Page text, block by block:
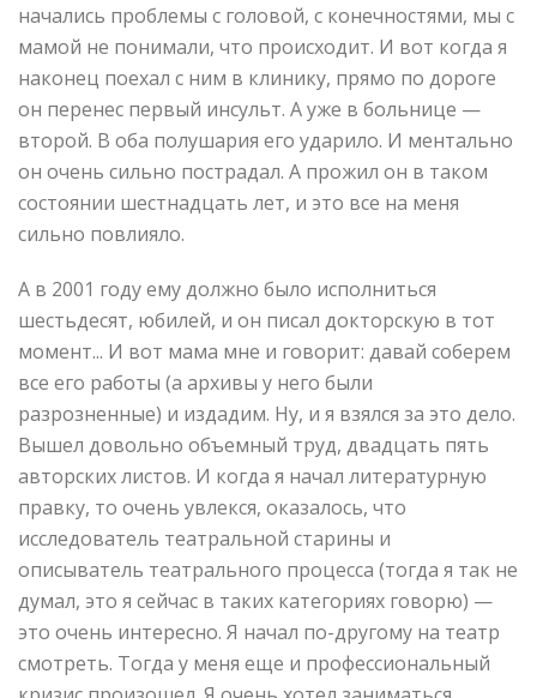
начались проблемы с головой, с конечностями, мы с
мамой не понимали, что происходит. И вот когда я
наконец поехал с ним в клинику, прямо по дороге
он перенес первый инсульт. А уже в больнице —
второй. В оба полушария его ударило. И ментально
он очень сильно пострадал. А прожил он в таком
состоянии шестнадцать лет, и это все на меня
сильно повлияло.
А в 2001 году ему должно было исполниться
шестьдесят, юбилей, и он писал докторскую в тот
момент... И вот мама мне и говорит: давай соберем
все его работы (а архивы у него были
разрозненные) и издадим. Ну, и я взялся за это дело.
Вышел довольно объемный труд, двадцать пять
авторских листов. И когда я начал литературную
правку, то очень увлекся, оказалось, что
исследователь театральной старины и
описыватель театрального процесса (тогда я так не
думал, это я сейчас в таких категориях говорю) —
это очень интересно. Я начал по-другому на театр
смотреть. Тогда у меня еще и профессиональный